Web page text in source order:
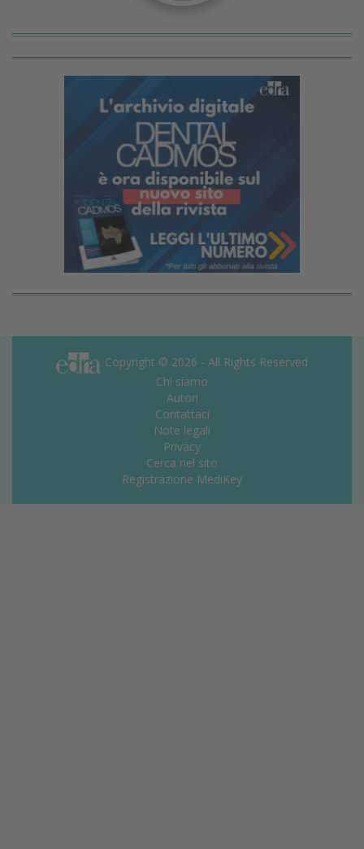
Copyright © 2026 - All Rights Reserved
Chi siamo
Autori
Contattaci
Note legali
Privacy
Cerca nel sito
Registrazione MediKey